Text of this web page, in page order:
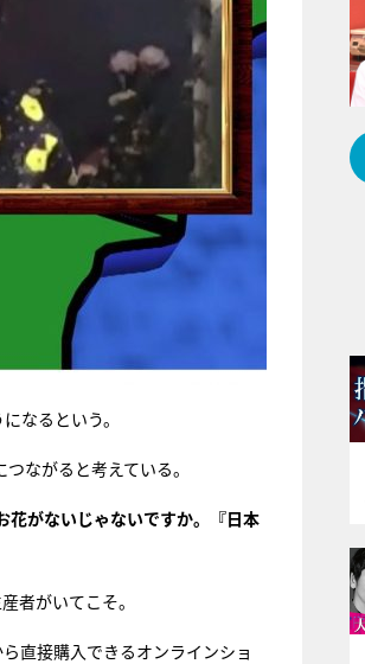
なるという。
ながると考えている。
花がないじゃないですか。『日本
者がいてこそ。
直接購入できるオンラインショ